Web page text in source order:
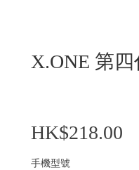
X.ONE 第
HK$218.00
手機型號